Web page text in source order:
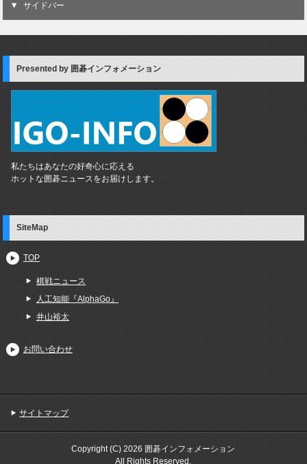
サイドバー
Presented by 囲碁インフォメーション
私たちはあなたの好奇心に応える
ホットな囲碁ニュースをお届けします。
SiteMap
TOP
棋戦ニュース
人工知能『AlphaGo』
井山裕太
お問い合わせ
サイトマップ
Copyright (C) 2026 囲碁インフォメーション
All Rights Reserved.